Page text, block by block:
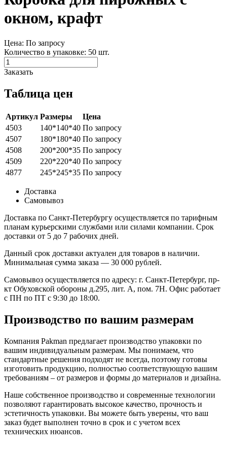
окном, крафт
Цена: По запросу
Количество в упаковке: 50 шт.
Заказать
Таблица цен
Артикул Размеры
Цена
4503
140*140*40 По запросу
4507
180*180*40 По запросу
4508
200*200*35 По запросу
4509
220*220*40 По запросу
4877
245*245*35 По запросу
Доставка
Самовывоз
Доставка по Санкт-Петербургу осуществляется по тарифным
планам курьерскими службами или силами компании. Срок
доставки от 5 до 7 рабочих дней.
Данный срок доставки актуален для товаров в наличии.
Минимальная сумма заказа — 30 000 рублей.
Самовывоз осуществляется по адресу: г. Санкт-Петербург, пр-
кт Обуховской обороны д.295, лит. А, пом. 7Н. Офис работает
с ПН по ПТ с 9:30 до 18:00.
Производство по вашим размерам
Компания Pakman предлагает производство упаковки по
вашим индивидуальным размерам. Мы понимаем, что
стандартные решения подходят не всегда, поэтому готовы
изготовить продукцию, полностью соответствующую вашим
требованиям – от размеров и формы до материалов и дизайна.
Наше собственное производство и современные технологии
позволяют гарантировать высокое качество, прочность и
эстетичность упаковки. Вы можете быть уверены, что ваш
заказ будет выполнен точно в срок и с учетом всех
технических нюансов.